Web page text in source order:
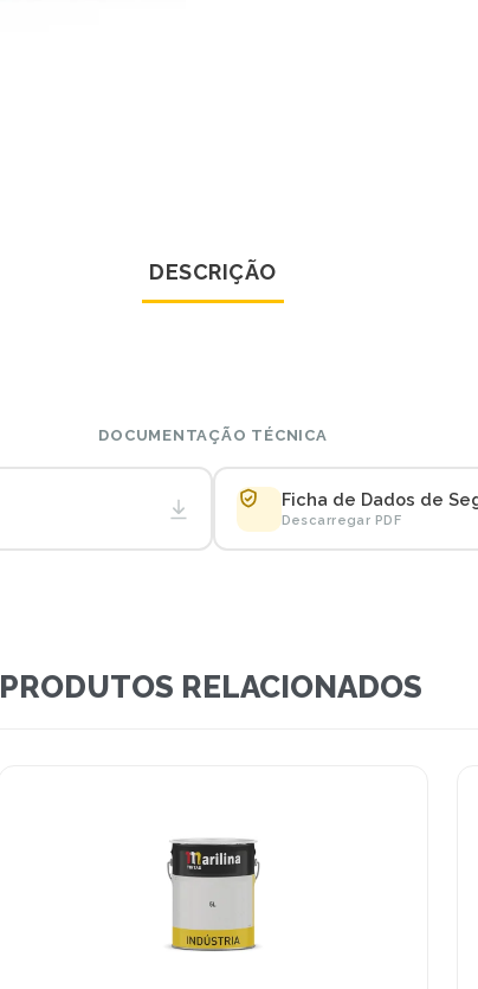
DESCRIÇÃO
DOCUMENTAÇÃO TÉCNICA
Ficha de Dados de
Descarregar PDF
PRODUTOS RELACIONADOS